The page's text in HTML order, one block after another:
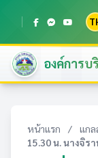
องค์การบ
หน้าแรก / แก
15.30 น. นางจิร